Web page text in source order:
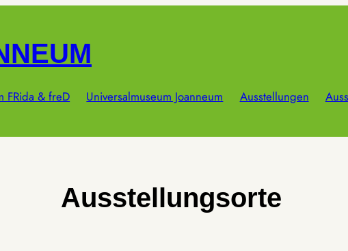
FRida & freD Universalmuseum Joanneum Ausstellungen
Ausstellungsorte